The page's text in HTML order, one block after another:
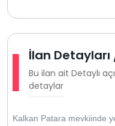
İlan
Bu ilan ait Detaylı
detaylar
Kalkan Patara mevkiinde